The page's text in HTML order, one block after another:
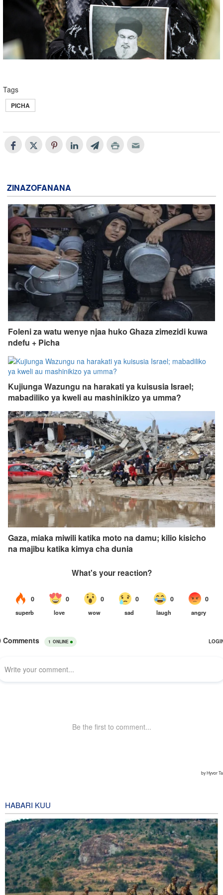
Tags
PICHA
ZINAZOFANANA
Foleni za watu wenye njaa huko Ghaza zimezidi kuwa
ndefu + Picha
Kujiunga Wazungu na harakati ya kuisusia Israel;
mabadiliko ya kweli au mashinikizo ya umma?
Gaza, miaka miwili katika moto na damu; kilio kisicho
na majibu katika kimya cha dunia
HABARI KUU